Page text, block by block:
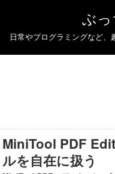
ぶ
日常やプログラミングなど
MiniTool PDF
ルを自在に扱う